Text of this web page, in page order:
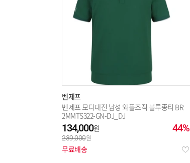
벤제프
벤제프 모다대전 남성 와플조직 블루종티 BR
2MMTS322-GN-DJ_DJ
44%
134,000
239,000
무료배송